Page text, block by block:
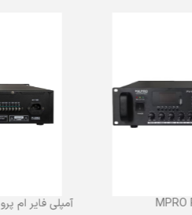
آمپلی فایر ام پرو MPRO PV-6360